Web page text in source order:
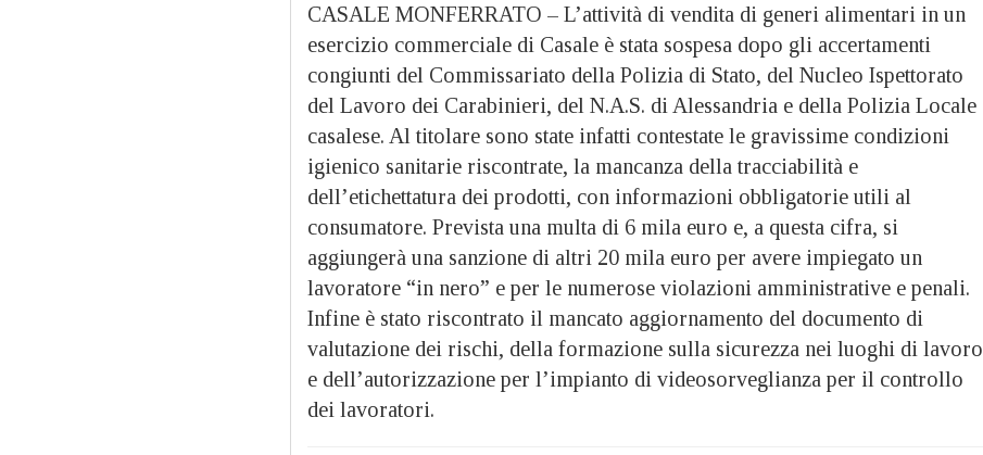
CASALE MONFERRATO – L’attività di vendita di generi alimentari in un
esercizio commerciale di Casale è stata sospesa dopo gli accertamenti
congiunti del Commissariato della Polizia di Stato, del Nucleo Ispettorato
del Lavoro dei Carabinieri, del N.A.S. di Alessandria e della Polizia Locale
casalese. Al titolare sono state infatti contestate le gravissime condizioni
igienico sanitarie riscontrate, la mancanza della tracciabilità e
dell’etichettatura dei prodotti, con informazioni obbligatorie utili al
consumatore. Prevista una multa di 6 mila euro e, a questa cifra, si
aggiungerà una sanzione di altri 20 mila euro per avere impiegato un
lavoratore “in nero” e per le numerose violazioni amministrative e penali.
Infine è stato riscontrato il mancato aggiornamento del documento di
valutazione dei rischi, della formazione sulla sicurezza nei luoghi di lavoro
e dell’autorizzazione per l’impianto di videosorveglianza per il controllo
dei lavoratori.